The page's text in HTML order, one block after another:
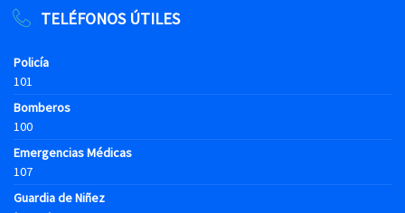
TELÉFONOS ÚTILES
Policía
101
Bomberos
100
Emergencias Médicas
107
Guardia de Niñez